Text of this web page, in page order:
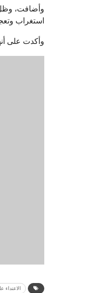
وأضافت،
استغراب
وأكدت على
الاعتداء